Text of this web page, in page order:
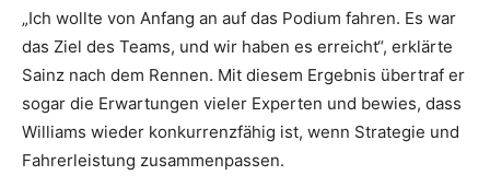
„Ich wollte von Anfang an auf das Podium fahren. Es war
das Ziel des Teams, und wir haben es erreicht“, erklärte
Sainz nach dem Rennen. Mit diesem Ergebnis übertraf er
sogar die Erwartungen vieler Experten und bewies, dass
Williams wieder konkurrenzfähig ist, wenn Strategie und
Fahrerleistung zusammenpassen.